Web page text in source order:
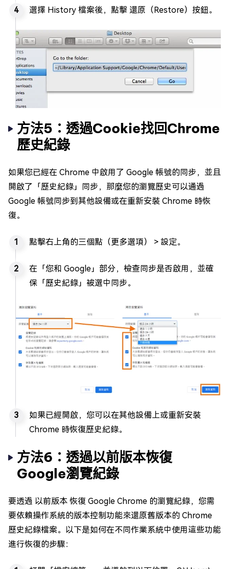
選擇 History 檔案後，點擊 還原（Restore）按鈕。
方法5：透過Cookie找回Chrome
歷史紀錄
如果您已經在 Chrome 中啟用了 Google 帳號的同步，並且
開啟了「歷史紀錄」同步，那麼您的瀏覽歷史可以通過
Google 帳號同步到其他設備或在重新安裝 Chrome 時恢
復。
點擊右上角的三個點（更多選項） > 設定。
在「您和 Google」部分，檢查同步是否啟用，並確
保「歷史紀錄」被選中同步。
如果已經開啟，您可以在其他設備上或重新安裝
Chrome 時恢復歷史紀錄。
方法6：透過以前版本恢復
Google瀏覽紀錄
要透過 以前版本 恢復 Google Chrome 的瀏覽紀錄，您需
要依賴操作系統的版本控制功能來還原舊版本的 Chrome
歷史紀錄檔案。以下是如何在不同作業系統中使用這些功能
進行恢復的步驟：